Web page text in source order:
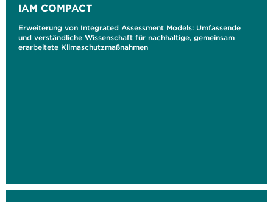
IAM COMPACT
Erweiterung von Integrated Assessment Models: Umfassende
und verständliche Wissenschaft für nachhaltige, gemeinsam
erarbeitete Klimaschutzmaßnahmen